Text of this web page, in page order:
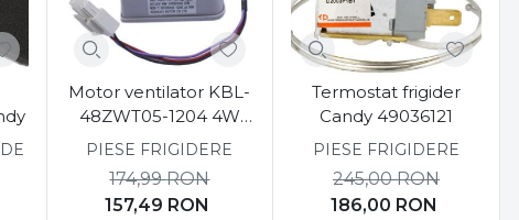
Motor ventilator KBL-
48ZWT05-1204 4W
12V 1450RPM
PIESE FRIGIDERE
157,49 RON
174,99RON
Termostat frigider
Candy 49036121
PIESE FRIGIDERE
186,00 RON
245,00RON